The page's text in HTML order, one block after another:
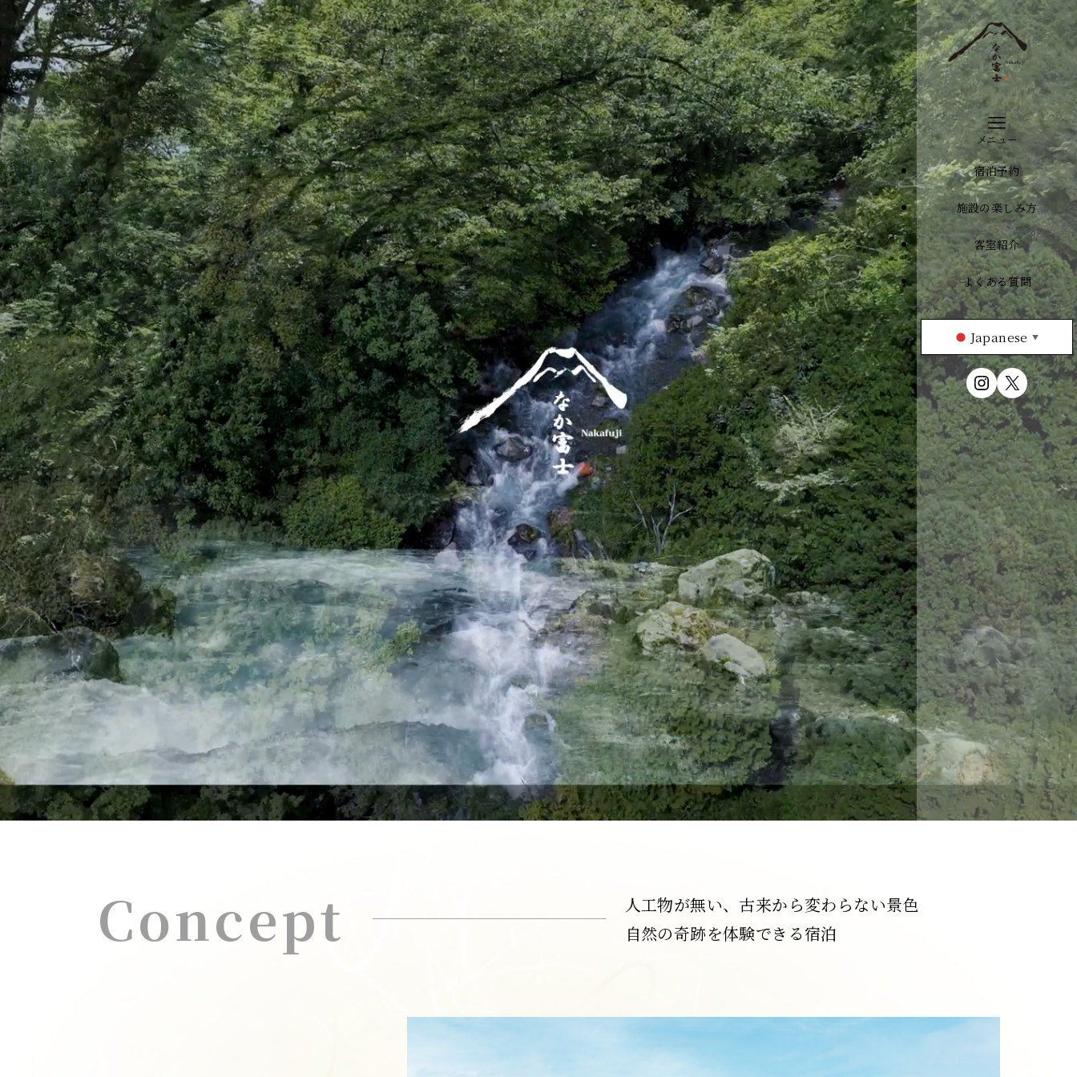
宿泊予約 客室紹介 施設の楽しみ方
施設販売 周辺店舗情報紹介 周辺観光紹介
おすすめ飲食店 宿泊約款・特定商取引法に基づく表示 お問い合わせ
なか富士 一棟貸し｜富士宮
Japanese ▼
Instagram
X
客室紹介
ブルックリン
-Brooklyn-
伊吹
-ibuki-
雪柳
-yukiyanagi-
宿泊予約
施設の楽しみ方
客室紹介
よくある質問
Japanese ▼
Instagram
X
メニュー
Concept
人工物が無い、古来から変わらない景色
自然の奇跡を体験できる宿泊